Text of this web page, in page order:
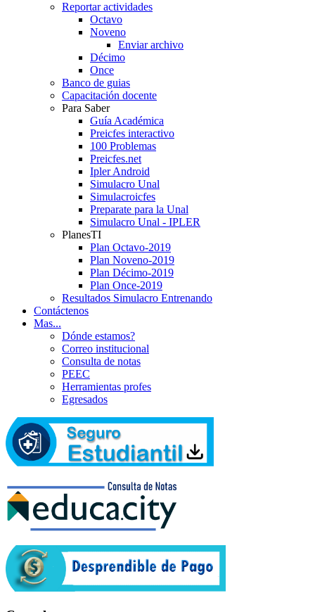
Reportar actividades
Octavo
Noveno
Enviar archivo
Décimo
Once
Banco de guias
Capacitación docente
Para Saber
Guía Académica
Preicfes interactivo
100 Problemas
Preicfes.net
Ipler Android
Simulacro Unal
Simulacroicfes
Preparate para la Unal
Simulacro Unal - IPLER
PlanesTI
Plan Octavo-2019
Plan Noveno-2019
Plan Décimo-2019
Plan Once-2019
Resultados Simulacro Entrenando
Contáctenos
Mas...
Dónde estamos?
Correo institucional
Consulta de notas
PEEC
Herramientas profes
Egresados